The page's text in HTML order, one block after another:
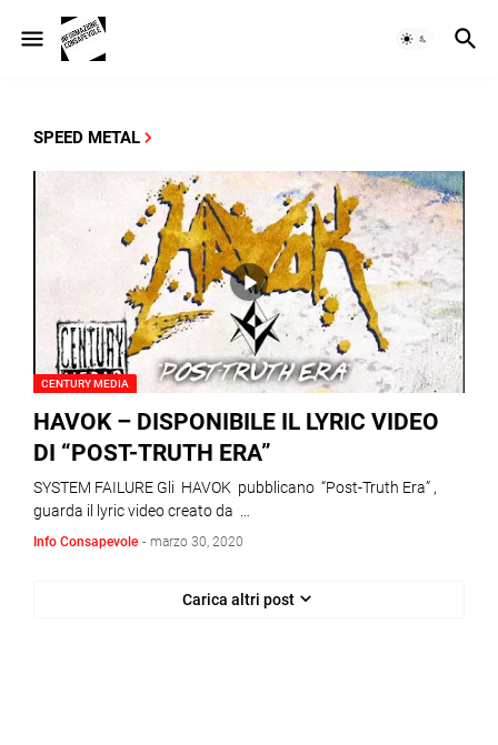
SPEED METAL
CENTURY MEDIA
HAVOK – DISPONIBILE IL LYRIC VIDEO
DI “POST-TRUTH ERA”
SYSTEM FAILURE Gli HAVOK pubblicano “Post-Truth Era” ,
guarda il lyric video creato da …
Info Consapevole - marzo 30, 2020
Carica altri post